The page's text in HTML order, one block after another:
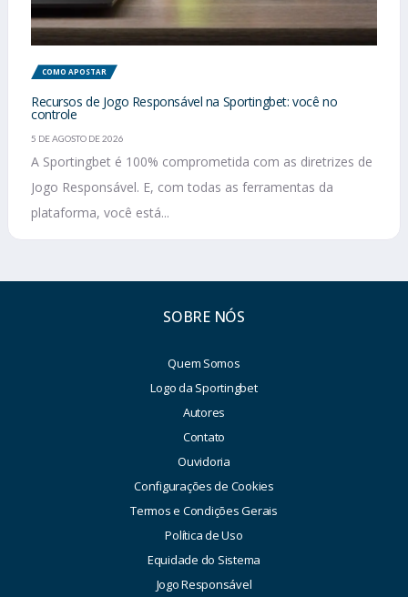
COMO APOSTAR
Recursos de Jogo Responsável na Sportingbet: você no
controle
5 DE AGOSTO DE 2026
A Sportingbet é 100% comprometida com as diretrizes de
Jogo Responsável. E, com todas as ferramentas da
plataforma, você está...
SOBRE NÓS
Quem Somos
Logo da Sportingbet
Autores
Contato
Ouvidoria
Configurações de Cookies
Termos e Condições Gerais
Política de Uso
Equidade do Sistema
Jogo Responsável